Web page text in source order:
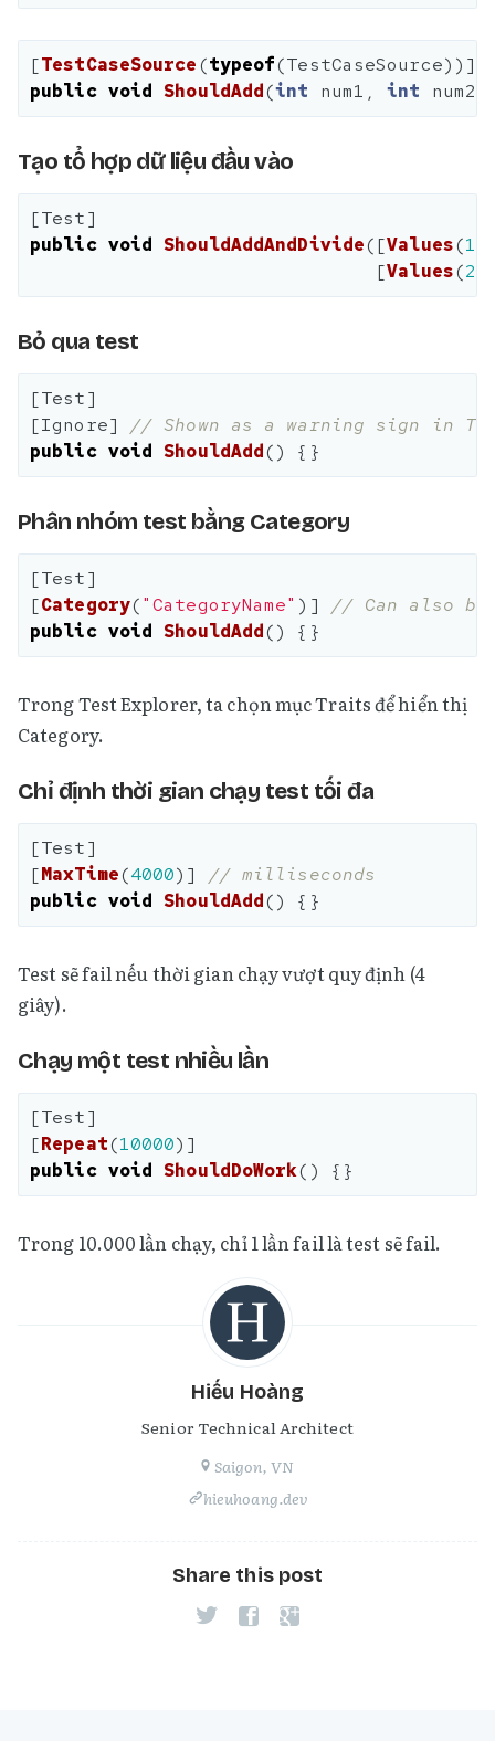
[TestCaseSource(typeof(TestCaseSource))]
public void ShouldAdd(int num1 , int num2
Tạo tổ hợp dữ liệu đầu vào
[Test]
public void ShouldAddAndDivide([Values(10
[Values(2
Bỏ qua test
[Test]
[Ignore]
// Shown as a warning sign in
public void ShouldAdd() {}
Phân nhóm test bằng Category
[Test]
[Category("CategoryName" )]
// Can also
public void ShouldAdd() {}
Trong Test Explorer, ta chọn mục Traits để hiển thị
Category.
Chỉ định thời gian chạy test tối đa
[Test]
[MaxTime(4000)]
// milliseconds
public void ShouldAdd() {}
Test sẽ fail nếu thời gian chạy vượt quy định (4
giây).
Chạy một test nhiều lần
[Test]
[Repeat(10000)]
public void ShouldDoWork() {}
Trong 10.000 lần chạy, chỉ 1 lần fail là test sẽ fail.
Hiếu Hoàng
Senior Technical Architect
Saigon, VN
hieuhoang.dev
Share this post